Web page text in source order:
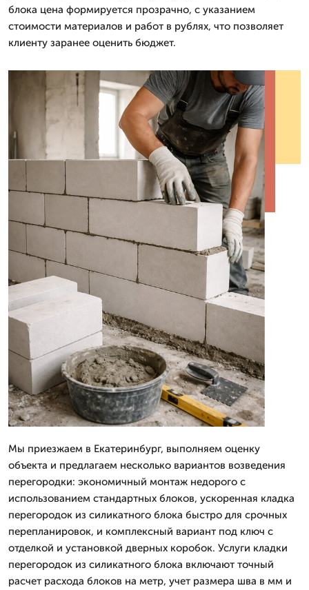
блока цена формируется прозрачно, с указанием
стоимости материалов и работ в рублях, что позволяет
клиенту заранее оценить бюджет.
Мы приезжаем в Екатеринбург, выполняем оценку
объекта и предлагаем несколько вариантов возведения
перегородки: экономичный монтаж недорого с
использованием стандартных блоков, ускоренная кладка
перегородок из силикатного блока быстро для срочных
перепланировок, и комплексный вариант под ключ с
отделкой и установкой дверных коробок. Услуги кладки
перегородок из силикатного блока включают точный
расчет расхода блоков на метр, учет размера шва в мм и